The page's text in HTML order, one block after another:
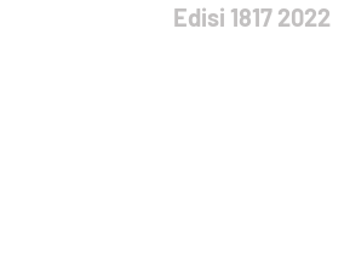
Edisi 1817 2022